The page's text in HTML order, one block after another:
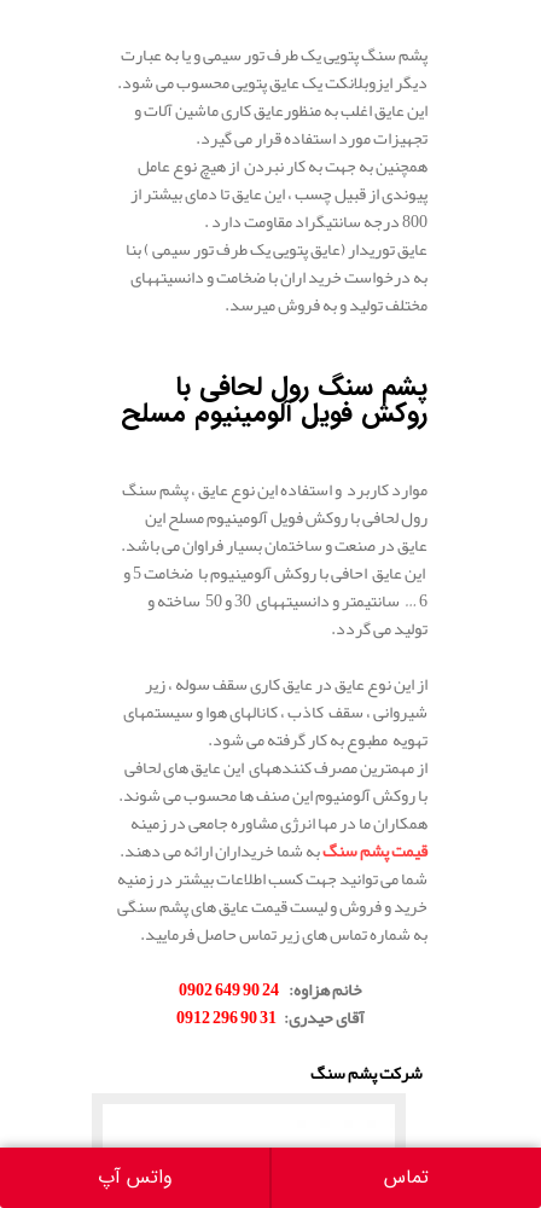
پشم سنگ پتویی یک طرف تور سیمی و یا به عبارت
دیگر ایزوبلانکت یک عایق پتویی محسوب می شود.
اینعایقاغلب به منظورعایقکاریماشینآلاتو
تجهیزات مورد استفاده قرار می گیرد.
همچنین بهجهتبه کار نبردنازهیچنوععامل
پیوندیاز قبیلچسب ،اینعایقتادمایبیشتراز
800درجهسانتیگرادمقاومتدارد.
عایقتوریدار (عایق پتویی یک طرف تور سیمی )بنا
بهدرخواستخرید ارانباضخامتودانسیتههای
مختلفتولیدو به فروش میرسد.
پشم سنگ رول لحافی با
روکش فویلآلومینیوممسلح
موارد کاربرد و استفاده این نوع عایق ، پشم سنگ
رول لحافی با روکش فویل آلومینیوم مسلحاین
عایقدرصنعتوساختمان بسیار فراوان می باشد.
اینعایق احافی با روکش آلومینیومباضخامت 5 و
6 …
سانتیمترودانسیتههای و
50 ساخته و
تولید می گردد.
از این نوع عایق در عایقکاریسقفسوله ،زیر
شیروانی ،سقفکاذب ،کانالهایهواوسیستمهای
تهویهمطبوع به کار گرفته می شود.
ازمهمترینمصرفکنندههای این عایق های لحافی
با روکش آلومنیوم این صنف ها محسوب می شوند.
همکاران ما در مها انرژی مشاوره جامعی در زمینه
قیمت پشم سنگبه شما خریداران ارائه می دهند.
شما می توانید جهت کسب اطلاعات بیشتر در زمنیه
خرید و فروش و لیست قیمت عایق های پشم سنگی
به شماره تماس های زیر تماس حاصل فرمایید.
خانم هزاوه: 24 90 649 0902
آقای حیدری: 31 90 296 0912
شرکت پشم سنگ
تماس واتس آپ